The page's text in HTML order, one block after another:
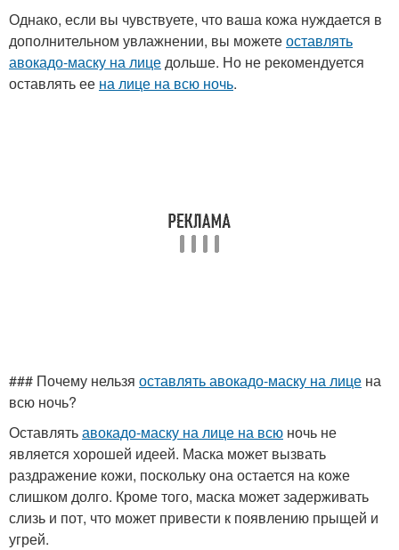
Однако, если вы чувствуете, что ваша кожа нуждается в
дополнительном увлажнении, вы можетеоставлять
авокадо-маску на лицедольше. Но не рекомендуется
оставлять ее на лице на всю ночь.
### Почему нельзя оставлять авокадо-маску на лице на
всю ночь?
Оставлятьавокадо-маску на лице на всю ночь не
является хорошей идеей. Маска может вызвать
раздражение кожи, поскольку она остается на коже
слишком долго. Кроме того, маска может задерживать
слизь и пот, что может привести к появлению прыщей и
угрей.